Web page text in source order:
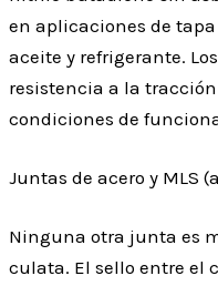
en aplicaciones de
aceite y refrigerante.
resistencia a la
condiciones de
Juntas de acero y MLS
Ninguna otra junta es
culata. El sello entre el